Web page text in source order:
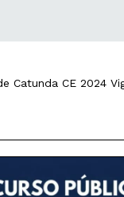
Catunda CE 2024